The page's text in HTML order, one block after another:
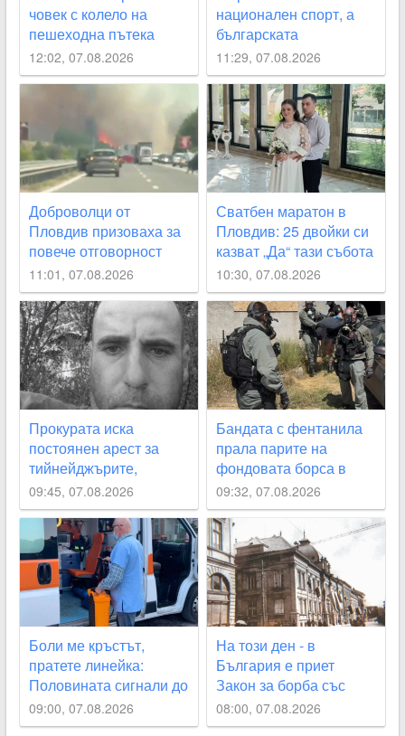
човек с колело на
пешеходна пътека
12:02, 07.08.2026
национален спорт, а
българската
толерантност - мит
11:29, 07.08.2026
Доброволци от
Пловдив призоваха за
повече отговорност
след пожара край АМ
„Тракия“
11:01, 07.08.2026
Сватбен маратон в
Пловдив: 25 двойки си
казват „Да“ тази събота
10:30, 07.08.2026
Прокурата иска
постоянен арест за
тийнейджърите,
обвинени за
убийството на Георги
от Кричим
09:45, 07.08.2026
Бандата с фентанила
прала парите на
фондовата борса в
САЩ
09:32, 07.08.2026
Боли ме кръстът,
пратете линейка:
Половината сигнали до
Спешна помощ в
Пловдив не са спешни
09:00, 07.08.2026
На този ден - в
България е приет
Закон за борба със
скъпотията
08:00, 07.08.2026